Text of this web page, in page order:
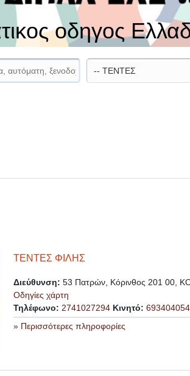
οδηγος
ΤΕΝΤΕΣ ΦΙΛΗΣ
Διεύθυνση: 53 Πατρών, Κόρινθος 201 00,
Οδηγίες χάρτη
Τηλέφωνο: 2741027294 Κινητό:
» Περισσότερες πληροφορίες